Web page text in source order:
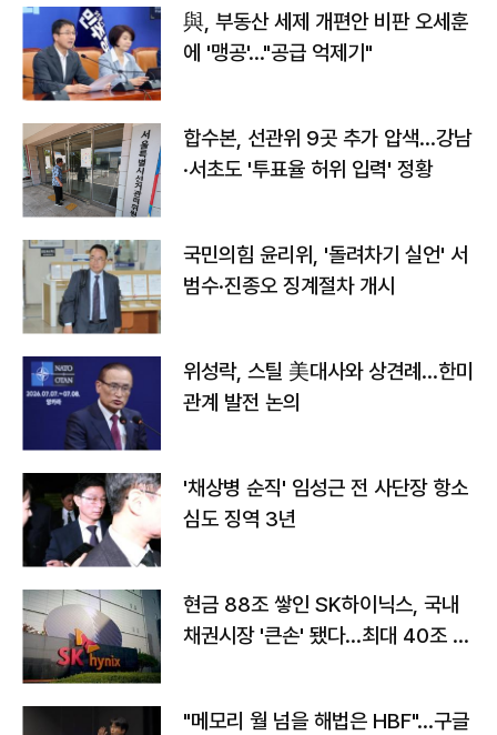
與, 부동산 세제 개편안 비판 오세훈
에 '맹공'…"공급 억제기"
합수본, 선관위 9곳 추가 압색…강남
·서초도 '투표율 허위 입력' 정황
국민의힘 윤리위, '돌려차기 실언' 서
범수·진종오 징계절차 개시
위성락, 스틸 美대사와 상견례…한미
관계 발전 논의
'채상병 순직' 임성근 전 사단장 항소
심도 징역 3년
현금 88조 쌓인 SK하이닉스, 국내
채권시장 '큰손' 됐다…최대 40조 투
"메모리 월 넘을 해법은 HBF"…구글